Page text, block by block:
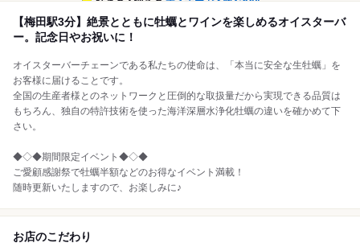
【梅田駅3分】絶景とともに牡蠣とワインを楽しめるオイスターバ
ー。記念日やお祝いに！
オイスターバーチェーンである私たちの使命は、「本当に安全な生牡蠣」を
お客様に届けることです。
全国の生産者様とのネットワークと圧倒的な取扱量だから実現できる品質は
もちろん、独自の特許技術を使った海洋深層水浄化牡蠣の違いを確かめて下
さい。
◆◇◆期間限定イベント◆◇◆
ご愛顧感謝祭で牡蠣半額などのお得なイベント満載！
随時更新いたしますので、お楽しみに♪
お店のこだわり